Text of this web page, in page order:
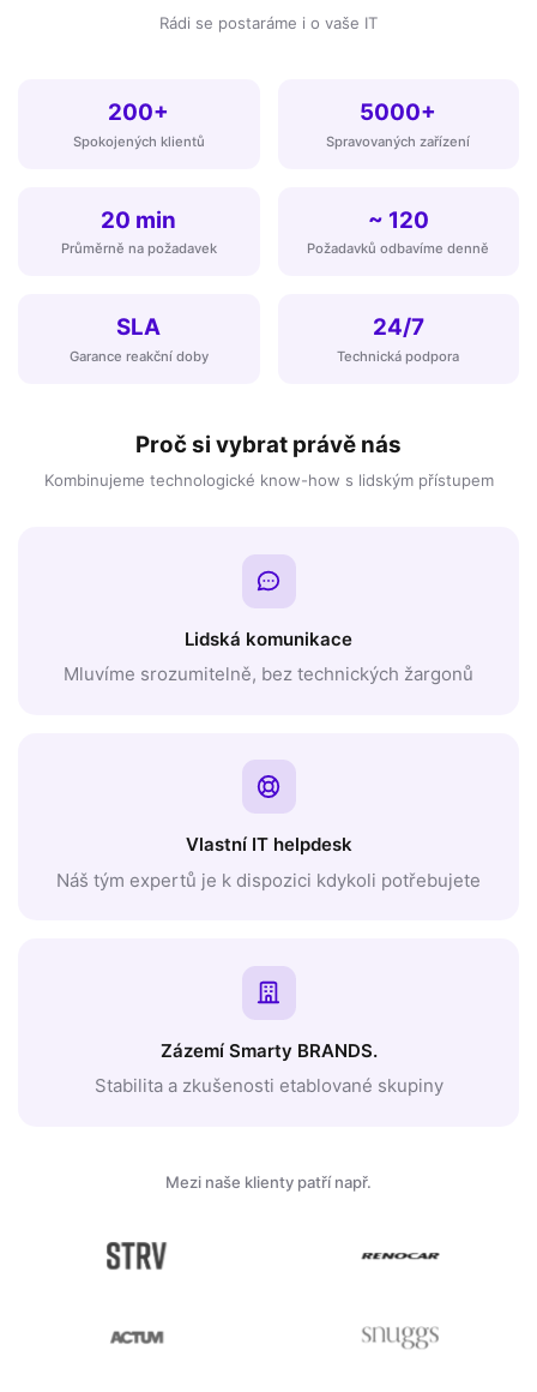
Rádi se postaráme i o vaše IT
200+
Spokojených klientů
5000+
Spravovaných zařízení
20 min
Průměrně na požadavek
~ 120
Požadavků odbavíme denně
SLA
Garance reakční doby
24/7
Technická podpora
Proč si vybrat právě nás
Kombinujeme technologické know-how s lidským přístupem
Lidská komunikace
Mluvíme srozumitelně, bez technických žargonů
Vlastní IT helpdesk
Náš tým expertů je k dispozici kdykoli potřebujete
Zázemí Smarty BRANDS.
Stabilita a zkušenosti etablované skupiny
Mezi naše klienty patří např.